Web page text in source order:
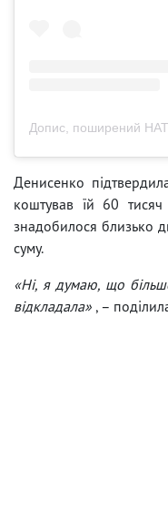
Денисенко
коштував їй 60
знадобилося близько
суму.
«Ні, я думаю, що
відкладала» , –